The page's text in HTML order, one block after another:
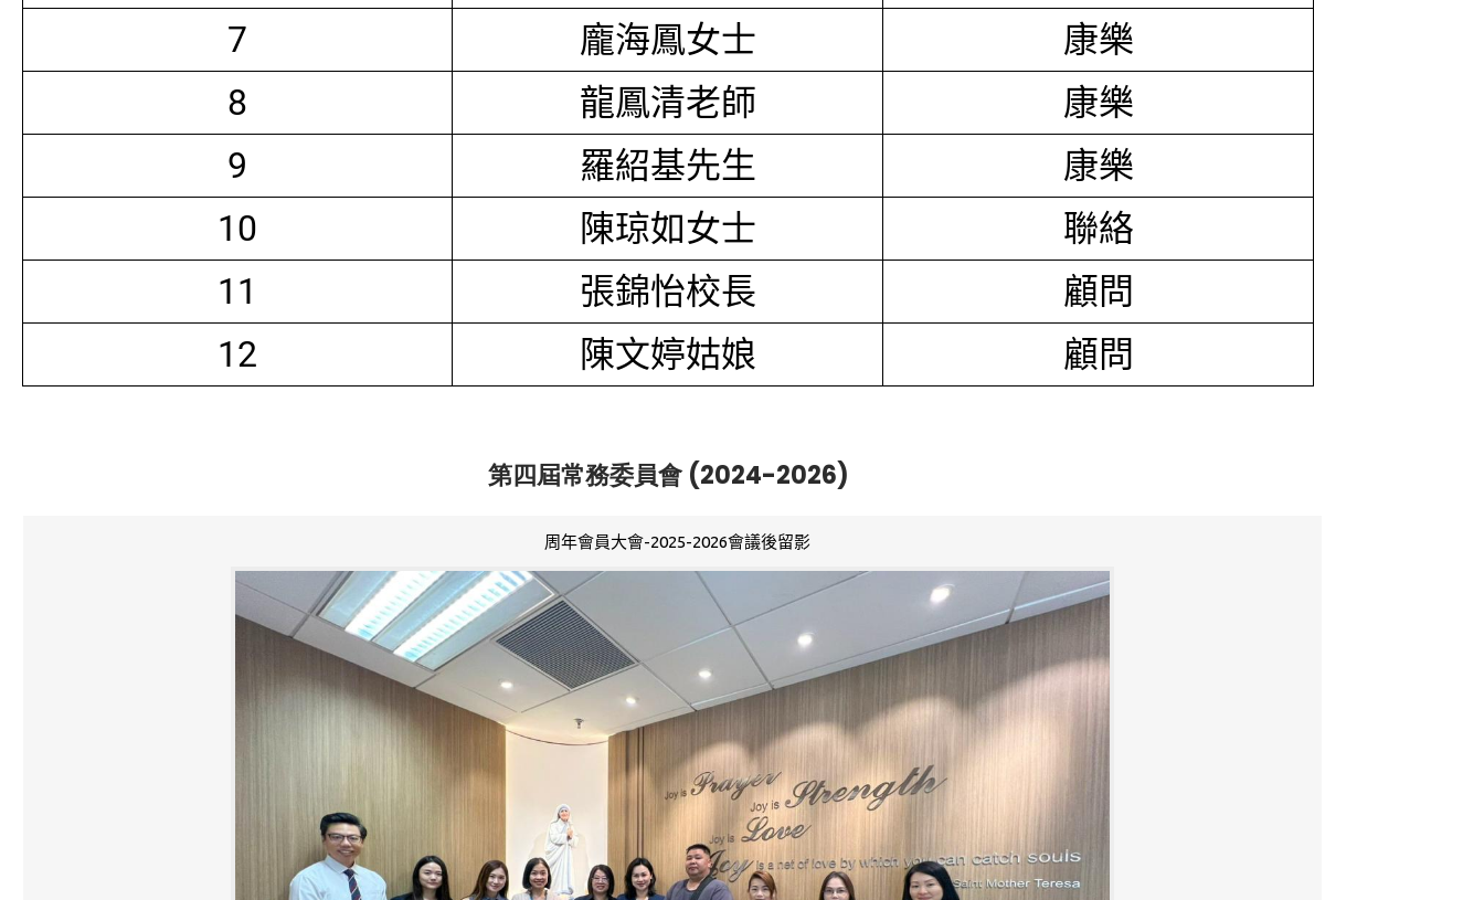
7
龐海鳳女士
康樂
8
龍鳳清老師
康樂
9
羅紹基先生
康樂
10
陳琼如女士
聯絡
11
張錦怡校長
顧問
12
陳文婷姑娘 顧問
第四屆常務委員會 (2024-2026)
周年會員大會-2025-2026會議後留影